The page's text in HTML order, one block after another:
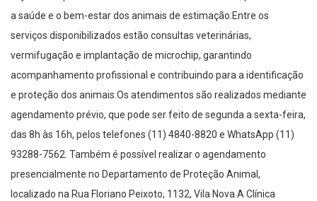
a saúde e o bem-estar dos animais de estimação.Entre os
serviços disponibilizados estão consultas veterinárias,
vermifugação e implantação de microchip, garantindo
acompanhamento profissional e contribuindo para a identificação
e proteção dos animais.Os atendimentos são realizados mediante
agendamento prévio, que pode ser feito de segunda a sexta-feira,
das 8h às 16h, pelos telefones (11) 4840-8820 e WhatsApp (11)
93288-7562. Também é possível realizar o agendamento
presencialmente no Departamento de Proteção Animal,
localizado na Rua Floriano Peixoto, 1132, Vila Nova.A Clínica